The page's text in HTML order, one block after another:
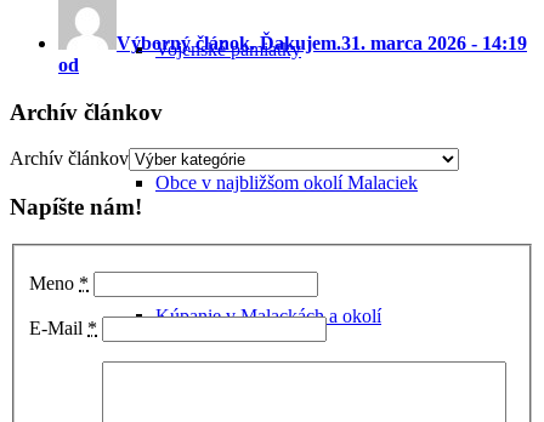
Vojenské pamiatky
Obce v najbližšom okolí Malaciek
Kúpanie v Malackách a okolí
Výborný článok. Ďakujem.31. marca 2026 - 14:19
od
Archív článkov
Archív článkov
Napíšte nám!
Meno *
E-Mail *